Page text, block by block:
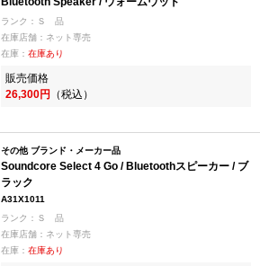
ランク：Ｓ 品
在庫店舗：ネット専売
在庫： 在庫あり
販売価格
26,300円 （税込）
その他 ブランド・メーカー品
Soundcore Select 4 Go / Bluetoothスピーカー / ブ
ラック
A31X1011
ランク：Ｓ 品
在庫店舗：ネット専売
在庫： 在庫あり